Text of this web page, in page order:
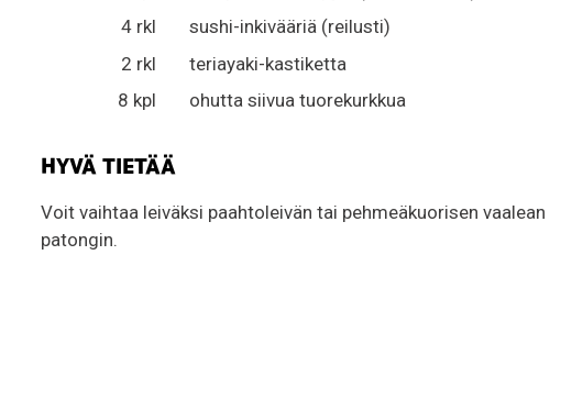
4 rkl
sushi-inkivääriä (reilusti)
2 rkl
teriayaki-kastiketta
8 kpl
ohutta siivua tuorekurkkua
HYVÄ TIETÄÄ
Voit vaihtaa leiväksi paahtoleivän tai pehmeäkuorisen vaalean
patongin.